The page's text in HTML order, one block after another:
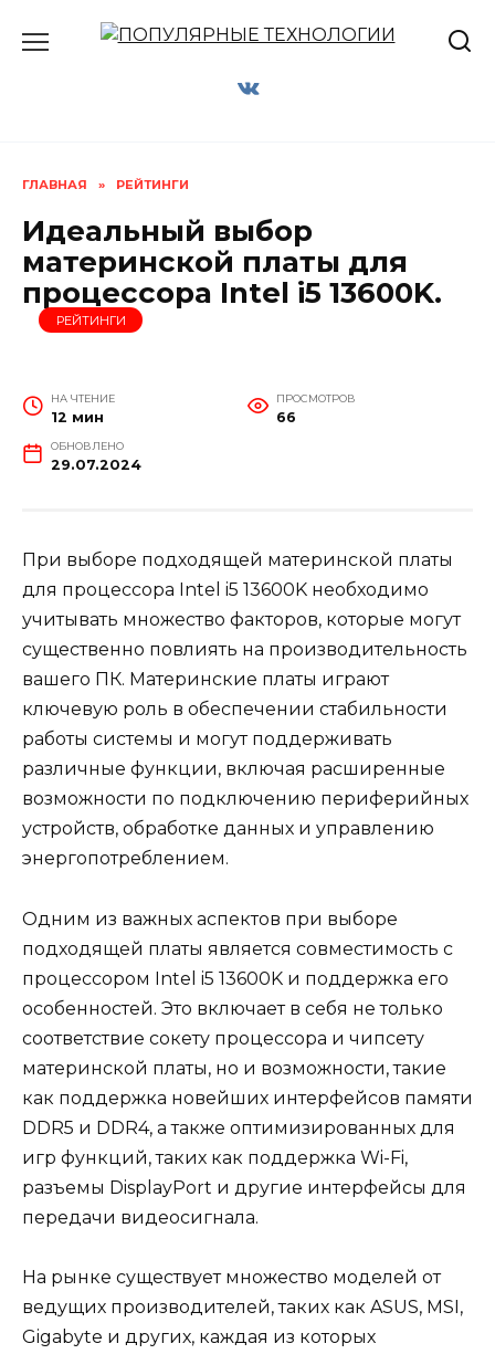
ГЛАВНАЯ » РЕЙТИНГИ
Идеальный выбор
материнской платы для
процессора Intel i5 13600K.
РЕЙТИНГИ
НА ЧТЕНИЕ
12 мин
ПРОСМОТРОВ
66
ОБНОВЛЕНО
29.07.2024
При выборе подходящей материнской платы
для процессора Intel i5 13600K необходимо
учитывать множество факторов, которые могут
существенно повлиять на производительность
вашего ПК. Материнские платы играют
ключевую роль в обеспечении стабильности
работы системы и могут поддерживать
различные функции, включая расширенные
возможности по подключению периферийных
устройств, обработке данных и управлению
энергопотреблением.
Одним из важных аспектов при выборе
подходящей платы является совместимость с
процессором Intel i5 13600K и поддержка его
особенностей. Это включает в себя не только
соответствие сокету процессора и чипсету
материнской платы, но и возможности, такие
как поддержка новейших интерфейсов памяти
DDR5 и DDR4, а также оптимизированных для
игр функций, таких как поддержка Wi-Fi,
разъемы DisplayPort и другие интерфейсы для
передачи видеосигнала.
На рынке существует множество моделей от
ведущих производителей, таких как ASUS, MSI,
Gigabyte и других, каждая из которых